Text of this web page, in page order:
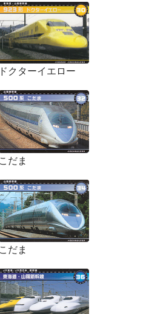
ドクターイエロー
こだま
こだま